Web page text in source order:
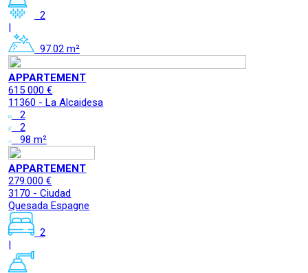
2
|
97.02 m²
APPARTEMENT
615 000 €
11360 - La Alcaidesa
2
2
98 m²
APPARTEMENT
279.000 €
3170 - Ciudad
Quesada Espagne
2
|